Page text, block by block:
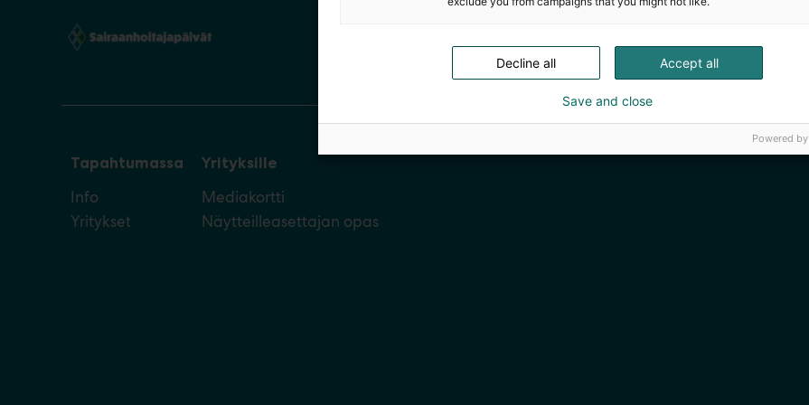
Tapahtumassa
Info
Yritykset
Yrityksille
Mediakortti
Näytteilleasettajan opas
Accept all
Decline all
Save and close
Powered by